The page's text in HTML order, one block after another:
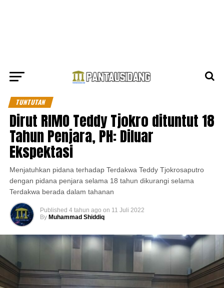
TUNTUTAN
Dirut RIMO Teddy Tjokro dituntut 18
Tahun Penjara, PH: Diluar
Ekspektasi
Menjatuhkan pidana terhadap Terdakwa Teddy Tjokrosaputro
dengan pidana penjara selama 18 tahun dikurangi selama
Terdakwa berada dalam tahanan
Published 4 tahun ago on 11 Juli 2022
By Muhammad Shiddiq